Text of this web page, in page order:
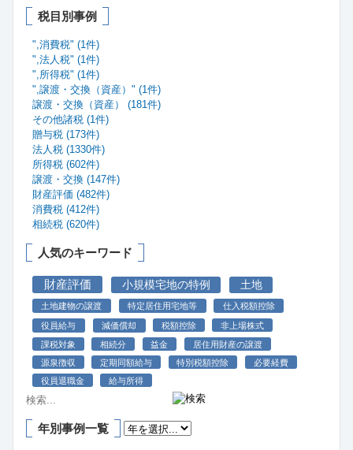
税目別事例
",消費税" (1件)
",法人税" (1件)
",所得税" (1件)
",譲渡・交換（資産）" (1件)
譲渡・交換（資産） (181件)
その他諸税 (1件)
贈与税 (173件)
法人税 (1330件)
所得税 (602件)
譲渡・交換 (147件)
財産評価 (482件)
消費税 (412件)
相続税 (620件)
人気のキーワード
財産評価 小規模宅地の特例 土地
土地建物の譲渡 特定居住用宅地等 仕入税額控除
役員給与 減価償却 税額控除
非上場株式
課税対象
相続分 益金
居住用財産の譲渡
源泉徴収
定期同額給与 特別税額控除
必要経費
役員退職金
給与所得
年別事例一覧